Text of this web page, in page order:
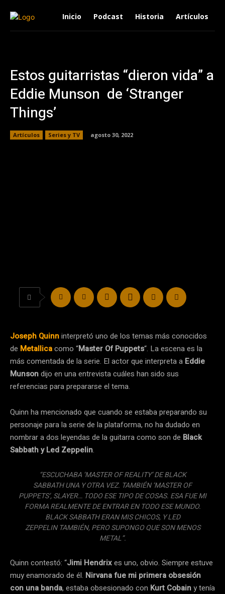
Inicio Podcast Historia Artículos
Estos guitarristas “dieron vida” a
Eddie Munson de ‘Stranger
Things’
Artículos Series y TV agosto 30, 2022
Joseph Quinninterpretó uno de los temas más conocidos
de Metallicacomo “Master Of Puppets“. La escena es la
más comentada de la serie. El actor que interpreta a Eddie
Munsondijo en una entrevista cuáles han sido sus
referencias para prepararse el tema.
Quinn ha mencionado que cuando se estaba preparando su
personaje para la serie de la plataforma, no ha dudado en
nombrar a dos leyendas de la guitarra como son de Black
Sabbath y Led Zeppelin.
“ESCUCHABA ‘MASTER OF REALITY’ DE BLACK
SABBATH UNA Y OTRA VEZ. TAMBIÉN ‘MASTER OF
PUPPETS’, SLAYER… TODO ESE TIPO DE COSAS. ESA FUE MI
FORMA REALMENTE DE ENTRAR EN TODO ESE MUNDO.
BLACK SABBATH ERAN MIS CHICOS, Y LED
ZEPPELIN TAMBIÉN, PERO SUPONGO QUE SON MENOS
METAL”.
Quinn contestó: “Jimi Hendrixes uno, obvio. Siempre estuve
muy enamorado de él. Nirvana fue mi primera obsesión
con una banda, estaba obsesionado con Kurt Cobainy tenía